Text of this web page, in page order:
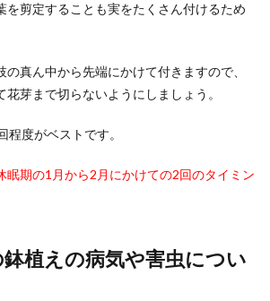
を剪定することも実をたくさん付けるため
真ん中から先端にかけて付きますので、
芽まで切らないようにしましょう。
度がベストです。
眠期の1月から2月にかけての2回のタイミン
植えの病気や害虫につい